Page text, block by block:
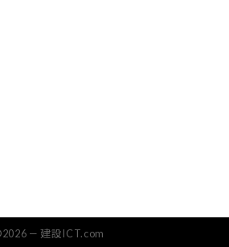
— 建設ICT.com